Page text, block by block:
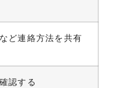
ど連絡方法を共有
認する